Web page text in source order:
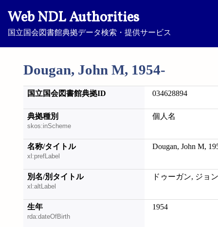
Web NDL Authorities
国立国会図書館典拠データ検索・提供サービス
Dougan, John M, 1954-
国立国会図書館典拠ID 034628894
典拠種別
skos:inScheme
個人名
名称/タイトル
xl:prefLabel
Dougan, John M,
別名/別タイトル
xl:altLabel
ドゥーガン, ジョ
生年
rda:dateOfBirth
1954